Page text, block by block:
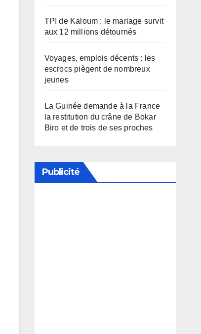
TPI de Kaloum : le mariage survit
aux 12 millions détournés
Voyages, emplois décents : les
escrocs piègent de nombreux
jeunes
La Guinée demande à la France
la restitution du crâne de Bokar
Biro et de trois de ses proches
Publicité